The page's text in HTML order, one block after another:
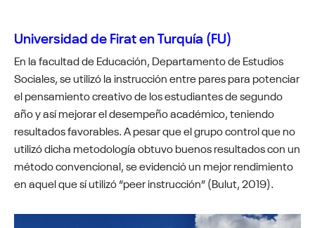
Universidad de Firat en Turquía (FU)
En la facultad de Educación, Departamento de Estudios
Sociales, se utilizó la instrucción entre pares para potenciar
el pensamiento creativo de los estudiantes de segundo
año y así mejorar el desempeño académico, teniendo
resultados favorables. A pesar que el grupo control que no
utilizó dicha metodología obtuvo buenos resultados con un
método convencional, se evidenció un mejor rendimiento
en aquel que sí utilizó “peer instrucción” (Bulut, 2019).